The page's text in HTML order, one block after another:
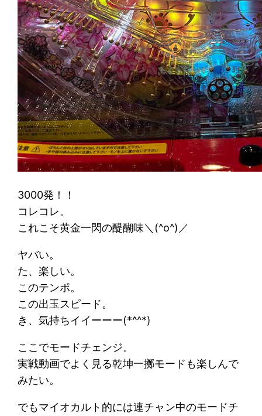
3000発！！
コレコレ。
これこそ黄金一閃の醍醐味＼(^o^)／
ヤバい。
た、楽しい。
このテンポ。
この出玉スピード。
き、気持ちイイーーー(*^^*)
ここでモードチェンジ。
実戦動画でよく見る乾坤一擲モードも楽しんで
みたい。
でもマイオカルト的には連チャン中のモードチ